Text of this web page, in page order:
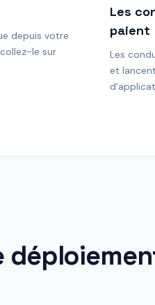
depuis votre
le sur
Les
paient
Les
et